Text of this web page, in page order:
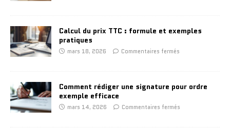
Calcul du prix TTC : formule et exemples
pratiques
mars 18, 2026 Commentaires fermés
Comment rédiger une signature pour ordre
exemple efficace
mars 14, 2026 Commentaires fermés